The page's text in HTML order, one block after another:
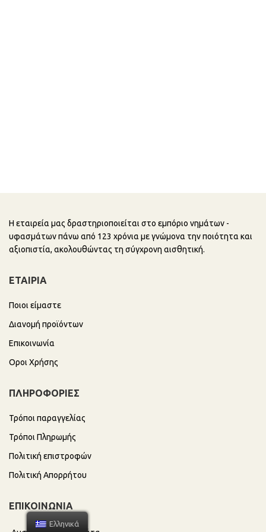
Η εταιρεία μας δραστηριοποιείται στο εμπόριο νημάτων -
υφασμάτων πάνω από 123 χρόνια με γνώμονα την ποιότητα και
αξιοπιστία, ακολουθώντας τη σύγχρονη αισθητική.
ΕΤΑΙΡΙΑ
Ποιοι είμαστε
Διανομή προϊόντων
Επικοινωνία
Οροι Χρήσης
ΠΛΗΡΟΦΟΡΙΕΣ
Τρόποι παραγγελίας
Τρόποι Πληρωμής
Πολιτική επιστροφών
Πολιτική Απορρήτου
ΕΠΙΚΟΙΝΩΝΙΑ
Ελληνικά